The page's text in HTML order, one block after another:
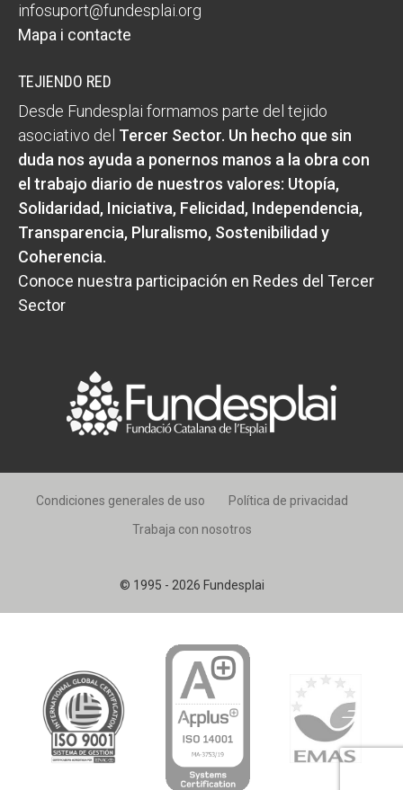
infosuport@fundesplai.org
Mapa i contacte
TEJIENDO RED
Desde Fundesplai formamos parte del tejido
asociativo del Tercer Sector. Un hecho que sin
duda nos ayuda a ponernos manos a la obra con
el trabajo diario de nuestros valores: Utopía,
Solidaridad, Iniciativa, Felicidad, Independencia,
Transparencia, Pluralismo, Sostenibilidad y
Coherencia.
Conoce nuestra participación en Redes del Tercer
Sector
© 1995 - 2026 Fundesplai
Condiciones generales de uso
Política de privacidad
Trabaja con nosotros